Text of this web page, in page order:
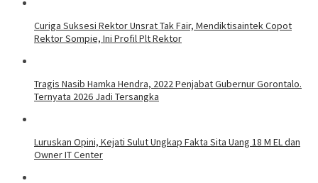
Curiga Suksesi Rektor Unsrat Tak Fair, Mendiktisaintek Copot
Rektor Sompie, Ini Profil Plt Rektor
Tragis Nasib Hamka Hendra, 2022 Penjabat Gubernur Gorontalo.
Ternyata 2026 Jadi Tersangka
Luruskan Opini, Kejati Sulut Ungkap Fakta Sita Uang 18 M EL dan
Owner IT Center